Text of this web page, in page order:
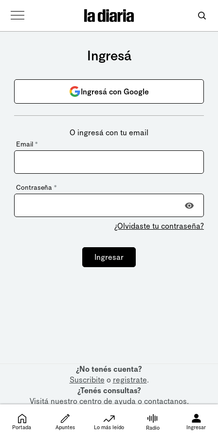
Ingresá
Ingresá con Google
O ingresá con tu email
Email *
Contraseña *
¿Olvidaste tu contraseña?
Ingresar
¿No tenés cuenta?
Suscribite o registrate.
¿Tenés consultas?
Visitá nuestrocentro de ayudaocontactanos.
Portada Apuntes Lo más leído Radio Ingresar